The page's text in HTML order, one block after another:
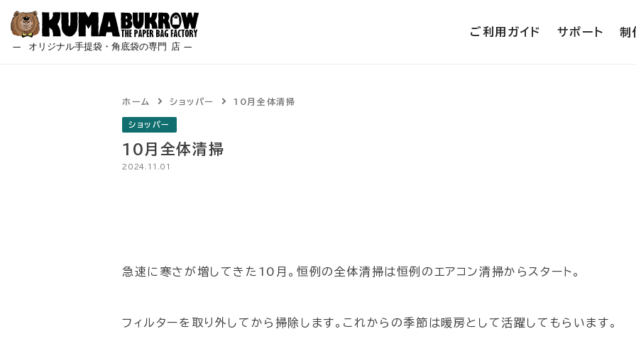
to
content
ご利用ガイド サポート 制
ホーム ショッパー 10月全体清掃
ショッパー
10月全体清掃
2024.11.01
急速に寒さが増してきた10月。恒例の全体清掃は恒例のエアコン清掃からスタート。
フィルターを取り外してから掃除します。これからの季節は暖房として活躍してもらいます。